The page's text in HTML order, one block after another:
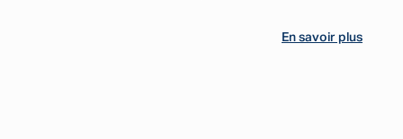
En savoir plus